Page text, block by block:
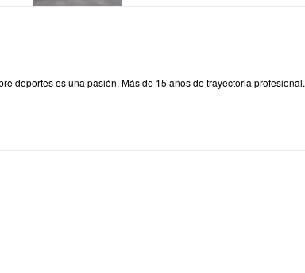
deportes es una pasión. Más de 15 años de trayectoria profesional.